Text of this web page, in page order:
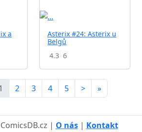
a
Asterix #24: Asterix u
Belgů
4.3 6
2 3 4 5 > »
| O nás| Kontakt